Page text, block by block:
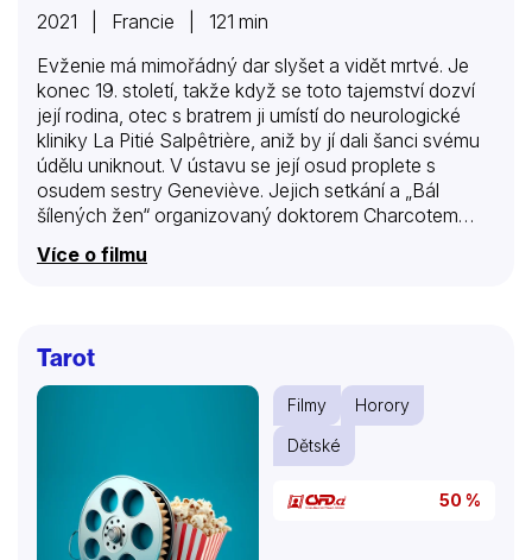
2021 | Francie | 121 min
Evženie má mimořádný dar slyšet a vidět mrtvé. Je
konec 19. století, takže když se toto tajemství dozví
její rodina, otec s bratrem ji umístí do neurologické
kliniky La Pitié Salpêtrière, aniž by jí dali šanci svému
údělu uniknout. V ústavu se její osud proplete s
osudem sestry Geneviève. Jejich setkání a „Bál
šílených žen“ organizovaný doktorem Charcotem
Více o filmu
Tarot
Filmy
Horory
Dětské
50 %